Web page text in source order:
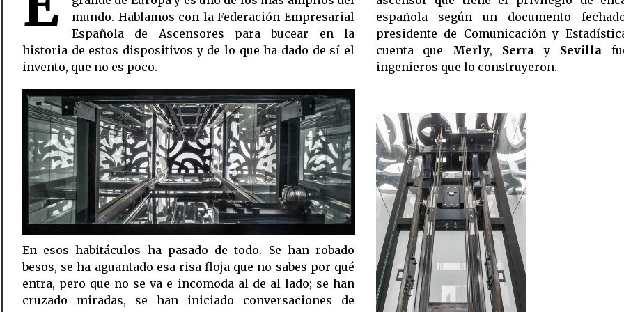
mundo. Hablamos con la Federación Empresarial
Española de Ascensores para bucear en la
historia de estos dispositivos y de lo que ha dado de sí el
invento, que no es poco.
En esos habitáculos ha pasado de todo. Se han robado
besos, se ha aguantado esa risa floja que no sabes por qué
entra, pero que no se va e incomoda al de al lado; se han
cruzado miradas, se han iniciado conversaciones de
española según un documento
presidente de Comunicación y
cuenta que
Merly, Serray Sevilla
ingenieros que lo construyeron.